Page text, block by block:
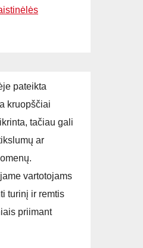
pateikta
kruopščiai
tačiau gali
ar
vartotojams
turinį ir remtis
priimant